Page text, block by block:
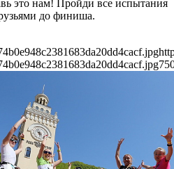
это нам! Пройди все испытания
до финиша.